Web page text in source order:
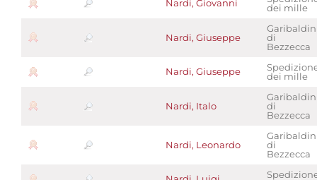
Nardi, Giovanni
dei mille
Nardi, Giuseppe
di
Bezzecca
Nardi, Giuseppe
dei mille
Nardi, Italo
di
Bezzecca
Nardi, Leonardo
di
Bezzecca